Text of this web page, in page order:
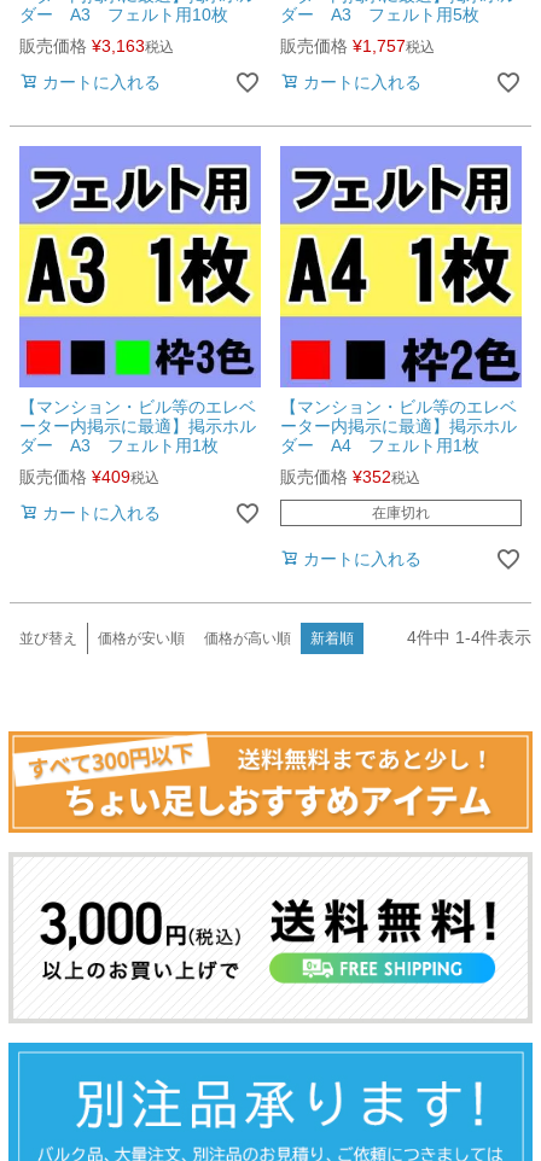
ダー A3 フェルト用10枚
販売価格 ¥3,163税込
カートに入れる
ダー A3 フェルト用5枚
販売価格 ¥1,757税込
カートに入れる
【マンション・ビル等のエレベ
ーター内掲示に最適】掲示ホル
ダー A3 フェルト用1枚
販売価格 ¥409税込
カートに入れる
【マンション・ビル等のエレベ
ーター内掲示に最適】掲示ホル
ダー A4 フェルト用1枚
販売価格 ¥352税込
在庫切れ
カートに入れる
並び替え 価格が安い順 価格が高い順 新着順 4件中 1-4件表示